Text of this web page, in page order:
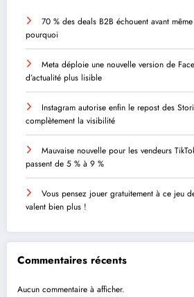
70 % des deals B2B échouent avant
pourquoi
Meta déploie une nouvelle version de
d’actualité plus lisible
Instagram autorise enfin le repost des
complètement la visibilité
Mauvaise nouvelle pour les vendeurs
passent de 5 % à 9 %
Vous pensez jouer gratuitement à ce jeu
valent bien plus !
Commentaires récents
Aucun commentaire à afficher.